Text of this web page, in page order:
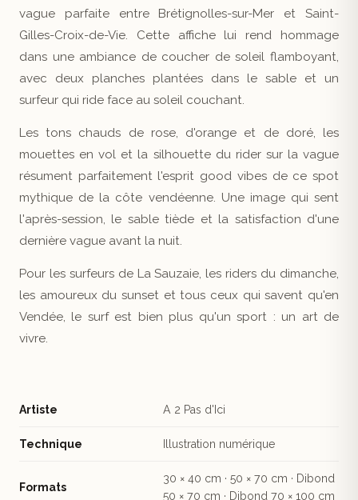
vague parfaite entre Brétignolles-sur-Mer et Saint-
Gilles-Croix-de-Vie. Cette affiche lui rend hommage
dans une ambiance de coucher de soleil flamboyant,
avec deux planches plantées dans le sable et un
surfeur qui ride face au soleil couchant.
Les tons chauds de rose, d'orange et de doré, les
mouettes en vol et la silhouette du rider sur la vague
résument parfaitement l'esprit good vibes de ce spot
mythique de la côte vendéenne. Une image qui sent
l'après-session, le sable tiède et la satisfaction d'une
dernière vague avant la nuit.
Pour les surfeurs de La Sauzaie, les riders du dimanche,
les amoureux du sunset et tous ceux qui savent qu'en
Vendée, le surf est bien plus qu'un sport : un art de
vivre.
Artiste A 2 Pas d'Ici
Technique Illustration numérique
Formats
30 × 40 cm · 50 × 70 cm · Dibond
50 × 70 cm · Dibond 70 × 100 cm